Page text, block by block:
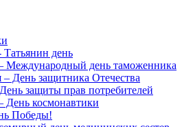
Татьянин день
Международный день таможенника
– День защитника Отечества
защиты прав потребителей
День космонавтики
Победы!